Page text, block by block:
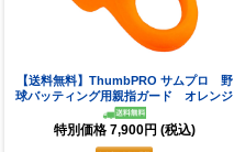
【送料無料】ThumbPRO サムプロ 野
球バッティング用親指ガード オレンジ
特別価格 7,900円 (税込)